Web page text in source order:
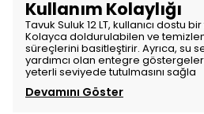
Kullanım Kolaylığı
Tavuk Suluk 12 LT, kullanıcı dostu
Kolayca doldurulabilen ve
süreçlerini basitleştirir. Ayrıca, su
yardımcı olan entegre
yeterli seviyede tutulmasını sağla
Devamını Göster